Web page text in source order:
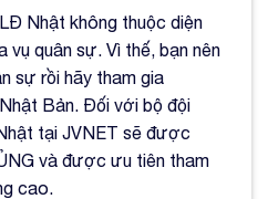
Nhật không thuộc diện
vụ quân sự. Vì thế, bạn nên
sự rồi hãy tham gia
Bản. Đối với bộ đội
tại JVNET sẽ được
và được ưu tiên tham
cao.